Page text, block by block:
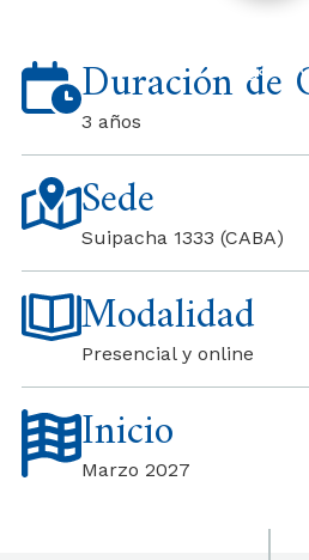
Duración de
3 años
Sede
Suipacha 1333 (CABA)
Modalidad
Presencial y online
Inicio
Marzo 2027